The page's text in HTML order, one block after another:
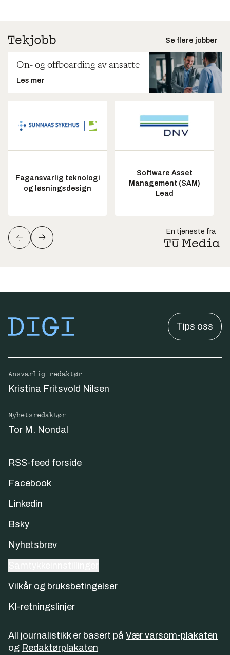
Se flere jobber
On- og offboarding av ansatte
Les mer
Fagansvarlig teknologi
og løsningsdesign
Software Asset
Management (SAM)
Lead
En tjeneste fra
Tips oss
Ansvarlig redaktør
Kristina Fritsvold Nilsen
Nyhetsredaktør
Tor M. Nondal
RSS-feed forside
Facebook
Linkedin
Bsky
Nyhetsbrev
Vilkår og bruksbetingelser
KI-retningslinjer
All journalistikk er basert på Vær varsom-plakaten
og Redaktørplakaten